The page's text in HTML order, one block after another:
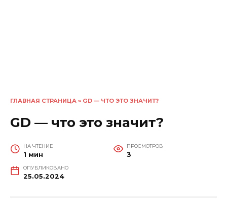
ГЛАВНАЯ СТРАНИЦА » GD — ЧТО ЭТО ЗНАЧИТ?
GD — что это значит?
НА ЧТЕНИЕ
1 мин
ПРОСМОТРОВ
3
ОПУБЛИКОВАНО
25.05.2024